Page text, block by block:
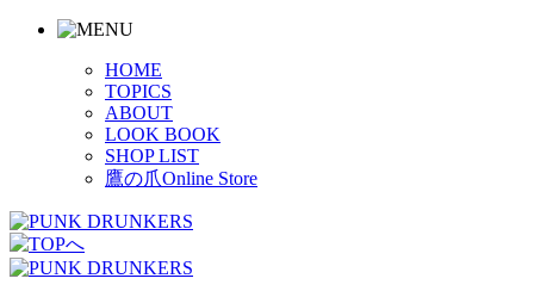
HOME
TOPICS
ABOUT
LOOK BOOK
SHOP LIST
鷹の爪Online Store